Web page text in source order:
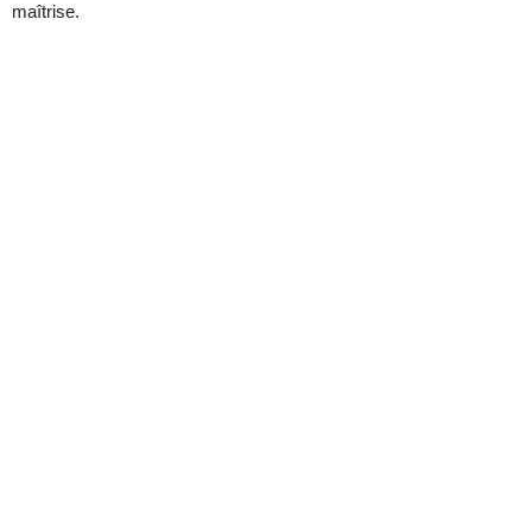
maîtrise.